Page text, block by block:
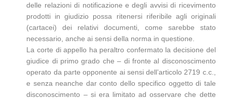
delle relazioni di notificazione e degli avvisi di ricevimento
prodotti in giudizio possa ritenersi riferibile agli originali
(cartacei) dei relativi documenti, come sarebbe stato
necessario, anche ai sensi della norma in questione.
La corte di appello ha peraltro confermato la decisione del
giudice di primo grado che – di fronte al disconoscimento
operato da parte opponente ai sensi dell’articolo 2719 c.c.,
e senza neanche dar conto dello specifico oggetto di tale
disconoscimento – si era limitato ad osservare che dette